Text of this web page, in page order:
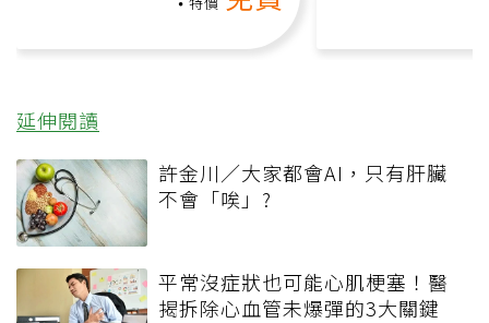
延伸閱讀
許金川／大家都會AI，只有肝臟
不會「唉」?
平常沒症狀也可能心肌梗塞！醫
揭拆除心血管未爆彈的3大關鍵